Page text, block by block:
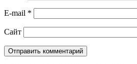
E-mail *
Сайт